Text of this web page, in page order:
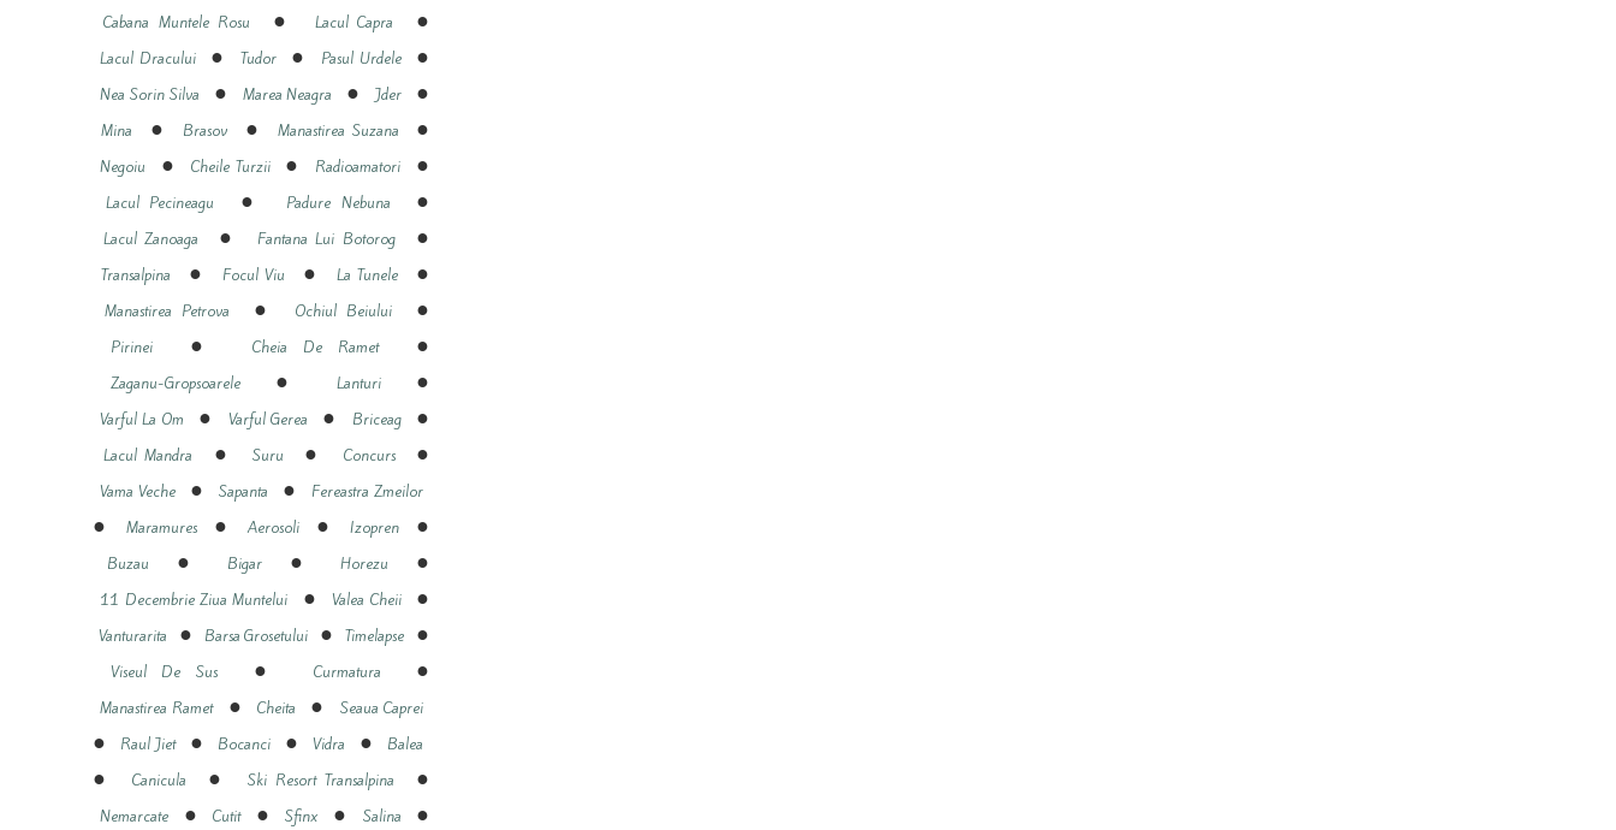
Cabana Muntele Rosu ● Lacul Capra ●
Lacul Dracului● Tudor● Pasul Urdele●
Nea Sorin Silva ● Marea Neagra ●Jder ●
Mina ● Brasov ●Manastirea Suzana ●
Negoiu ●Cheile Turzii● Radioamatori ●
Lacul Pecineagu ● Padure Nebuna ●
Lacul Zanoaga ● Fantana Lui Botorog●
Transalpina ● Focul Viu ●La Tunele ●
Manastirea Petrova ●Ochiul Beiului ●
Pirinei ● Cheia De Ramet●
Zaganu-Gropsoarele● Lanturi●
Varful La Om ● Varful Gerea ● Briceag●
Lacul Mandra ●Suru ● Concurs●
Vama Veche ● Sapanta ● Fereastra Zmeilor
● Maramures●Aerosoli● Izopren●
Buzau ● Bigar● Horezu ●
11 Decembrie Ziua Muntelui ●Valea Cheii●
Vanturarita ● Barsa Grosetului ● Timelapse ●
Viseul De Sus ● Curmatura ●
Manastirea Ramet●Cheita ● Seaua Caprei
● Raul Jiet● Bocanci ●Vidra ● Balea
● Canicula ● Ski Resort Transalpina ●
Nemarcate ●Cutit●Sfinx ● Salina ●